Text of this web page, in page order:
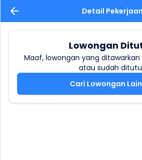
Detail Pekerjaan
Lowongan
Maaf, lowongan yang
atau sudah
Cari Lowongan